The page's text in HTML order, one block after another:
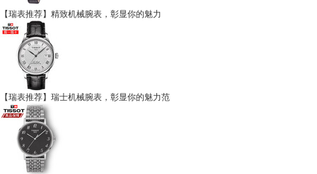
【瑞表推荐】精致机械腕表，彰显你的魅力
【瑞表推荐】瑞士机械腕表，彰显你的魅力范